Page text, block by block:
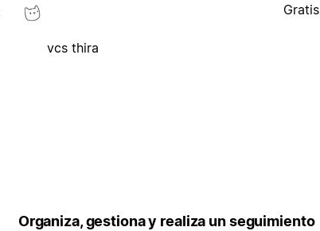
vcs thira
Gratis
Organiza, gestiona y realiza un seguimiento